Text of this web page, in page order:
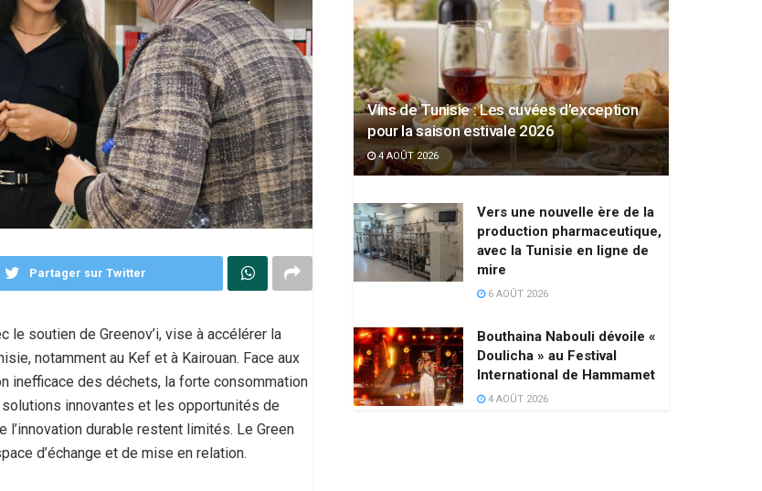
Partager sur Twitter
le soutien de Greenov’i, vise à accélérer la
notamment au Kef et à Kairouan. Face aux
inefficace des déchets, la forte consommation
solutions innovantes et les opportunités de
durable restent limités. Le Green
d’échange et de mise en relation.
Vins de Tunisie : Les cuvées d’exception
pour la saison estivale 2026
4 AOÛT 2026
Vers une nouvelle ère de la
production pharmaceutique,
avec la Tunisie en ligne de
mire
6 AOÛT 2026
Bouthaina Nabouli dévoile «
Doulicha » au Festival
International de Hammamet
4 AOÛT 2026